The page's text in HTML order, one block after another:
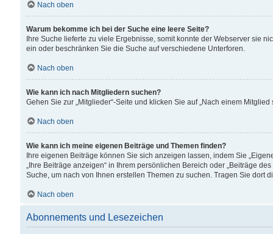
Nach oben
Warum bekomme ich bei der Suche eine leere Seite?
Ihre Suche lieferte zu viele Ergebnisse, somit konnte der Webserver sie
ein oder beschränken Sie die Suche auf verschiedene Unterforen.
Nach oben
Wie kann ich nach Mitgliedern suchen?
Gehen Sie zur „Mitglieder“-Seite und klicken Sie auf „Nach einem Mitglied
Nach oben
Wie kann ich meine eigenen Beiträge und Themen finden?
Ihre eigenen Beiträge können Sie sich anzeigen lassen, indem Sie
„Ihre Beiträge anzeigen“ in Ihrem persönlichen Bereich oder „Beiträge
Suche, um nach von Ihnen erstellen Themen zu suchen. Tragen Sie dort
Nach oben
Abonnements und Lesezeichen